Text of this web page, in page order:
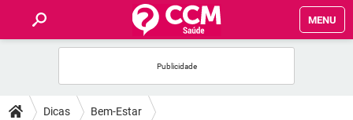
MENU
FÓRUM
Dicas Bem-Estar